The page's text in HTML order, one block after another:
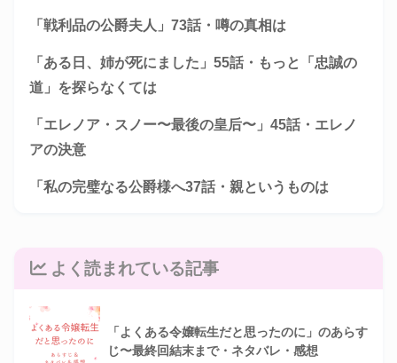
「戦利品の公爵夫人」73話・噂の真相は
「ある日、姉が死にました」55話・もっと「忠誠の
道」を探らなくては
「エレノア・スノー〜最後の皇后〜」45話・エレノ
アの決意
「私の完璧なる公爵様へ37話・親というものは
よく読まれている記事
「よくある令嬢転生だと思ったのに」のあらす
じ〜最終回結末まで・ネタバレ・感想